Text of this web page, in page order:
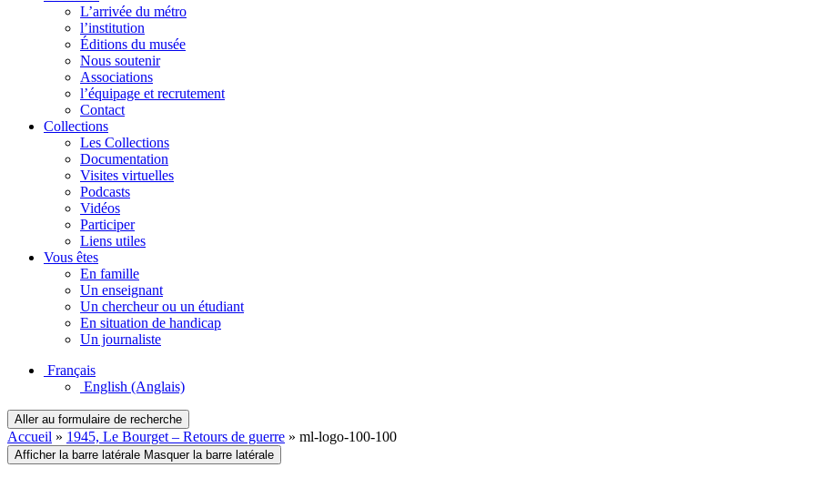
L’arrivée du métro
l’institution
Éditions du musée
Nous soutenir
Associations
l’équipage et recrutement
Contact
Collections
Les Collections
Documentation
Visites virtuelles
Podcasts
Vidéos
Participer
Liens utiles
Vous êtes
En famille
Un enseignant
Un chercheur ou un étudiant
En situation de handicap
Un journaliste
Français
English (Anglais)
Aller au formulaire de recherche
Accueil » 1945, Le Bourget – Retours de guerre » ml-logo-100-100
Afficher la barre latérale Masquer la barre latérale